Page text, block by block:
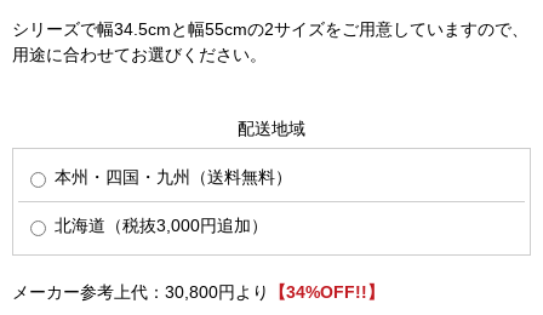
シリーズで幅34.5cmと幅55cmの2サイズをご用意していますので、
用途に合わせてお選びください。
配送地域
本州・四国・九州（送料無料）
北海道（税抜3,000円追加）
メーカー参考上代：30,800円より
【34%OFF!!】